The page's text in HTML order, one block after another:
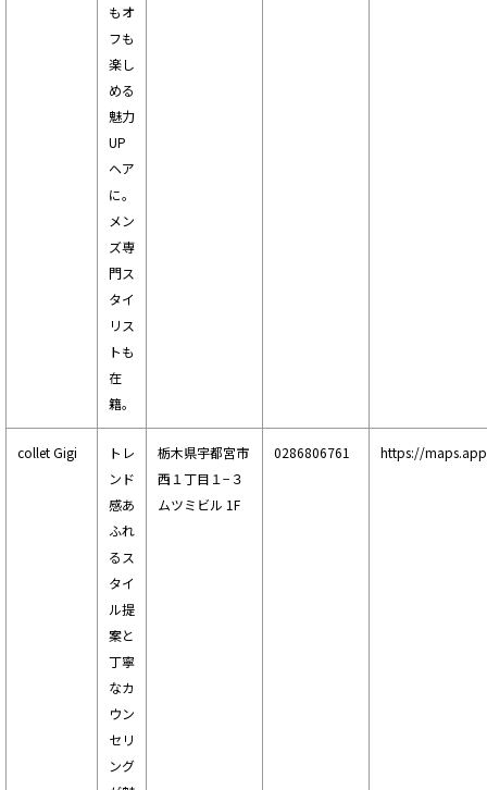
もオ
フも
楽し
める
魅力
UP
ヘア
に。
メン
ズ専
門ス
タイ
リス
トも
在
籍。
collet Gigi
トレ
ンド
感あ
ふれ
るス
タイ
ル提
案と
丁寧
なカ
ウン
セリ
ング
栃木県宇都宮市
西１丁目１−３
ムツミビル 1F
0286806761 https://